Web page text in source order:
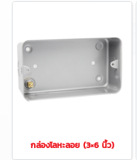
กล่องโลหะลอย (3×6 นิ้ว)